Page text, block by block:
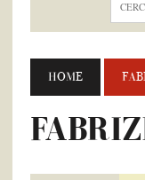
HOME